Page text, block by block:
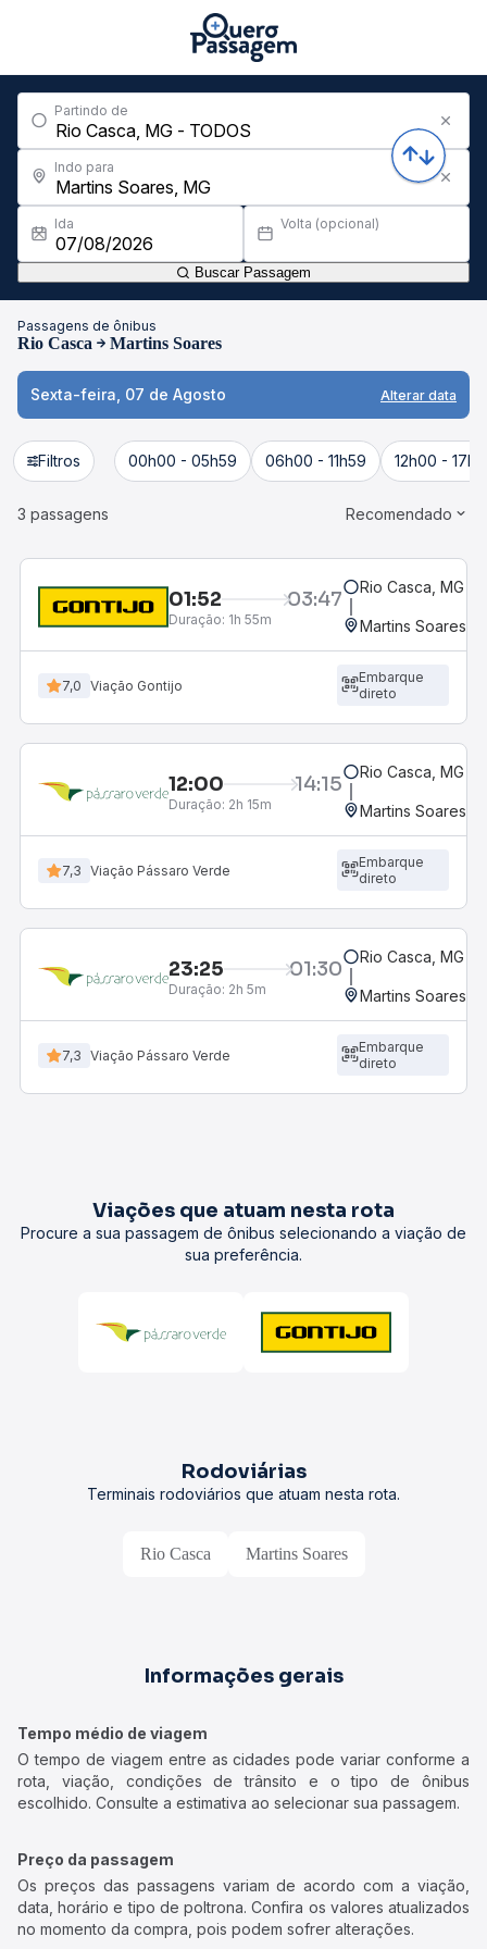
Partindo de
Indo para
Ida Volta (opcional)
Buscar Passagem
Passagens de ônibus
Rio Casca Martins Soares
Sexta-feira, 07 de Agosto Alterar data
Filtros 00h00 - 05h59 06h00 - 11h59 12h00 -
3 passagens Recomendado
01:52 03:47
Duração: 1h 55m
Rio Casca, MG
Martins Soares,
7,0 Viação Gontijo
Embarque
direto
12:00 14:15
Duração: 2h 15m
Rio Casca, MG
Martins Soares,
7,3 Viação Pássaro Verde
Embarque
direto
23:25 01:30
Duração: 2h 5m
Rio Casca, MG
Martins Soares,
7,3 Viação Pássaro Verde
Embarque
direto
Viações que atuam nesta rota
Procure a sua passagem de ônibus selecionando a viação de
sua preferência.
Rodoviárias
Terminais rodoviários que atuam nesta rota.
Rio Casca Martins Soares
Informações gerais
Tempo médio de viagem
O tempo de viagem entre as cidades pode variar conforme a
rota, viação, condições de trânsito e o tipo de ônibus
escolhido. Consulte a estimativa ao selecionar sua passagem.
Preço da passagem
Os preços das passagens variam de acordo com a viação,
data, horário e tipo de poltrona. Confira os valores atualizados
no momento da compra, pois podem sofrer alterações.